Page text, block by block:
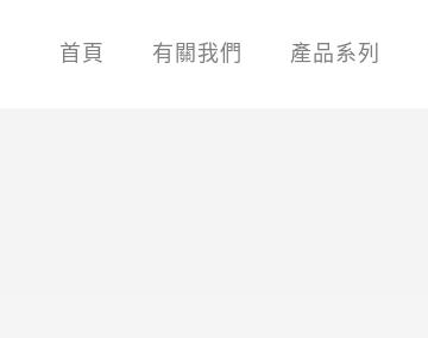
首頁 有關我們 產品系列